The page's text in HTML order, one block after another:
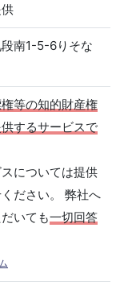
南1-5-6りそな
等の知的財産権
するサービスで
については提供
ださい。 弊社へ
いても一切回答